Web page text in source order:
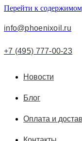
Перейти к
info@phoenixoil.ru
+7 (495) 777-00-23
Новости
Блог
Оплата и